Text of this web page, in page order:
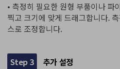
• 측정히 필요한 원형 부품이나 파
찍고 크기에 맞게 드래그합니다.
스로 조정합니다.
Step 3
추가 설정